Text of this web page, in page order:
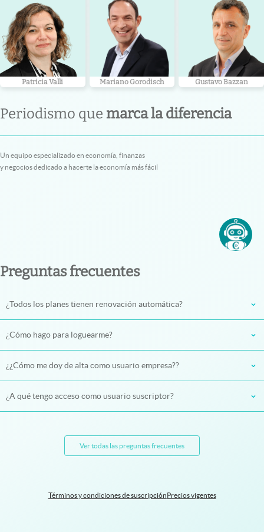
Patricia Valli Mariano Gorodisch Gustavo Bazzan
Periodismo que marca la diferencia
Un equipo especializado en economía, finanzas
y negocios dedicado a hacerte la economía más fácil
Preguntas frecuentes
¿Todos los planes tienen renovación automática?
¿Cómo hago para loguearme?
¿¿Cómo me doy de alta como usuario empresa??
¿A qué tengo acceso como usuario suscriptor?
Ver todas las preguntas frecuentes
Términos y condiciones de suscripción Precios vigentes